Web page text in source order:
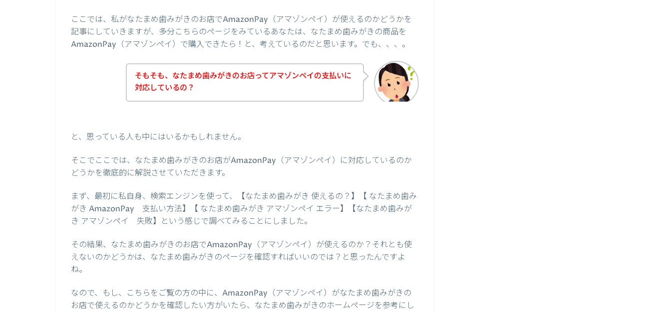
ここでは、私がなたまめ歯みがきのお店でAmazonPay（アマゾンペイ）が使えるのかどうかを
記事にしていきますが、多分こちらのページをみているあなたは、なたまめ歯みがきの商品を
AmazonPay（アマゾンペイ）で購入できたら！と、考えているのだと思います。でも、、、。
そもそも、なたまめ歯みがきのお店ってアマゾンペイの支払いに
対応しているの？
と、思っている人も中にはいるかもしれません。
そこでここでは、なたまめ歯みがきのお店がAmazonPay（アマゾンペイ）に対応しているのか
どうかを徹底的に解説させていただきます。
まず、最初に私自身、検索エンジンを使って、【なたまめ歯みがき 使えるの？】【 なたまめ歯み
がき AmazonPay 支払い方法】【 なたまめ歯みがき アマゾンペイ エラー】【なたまめ歯みが
き アマゾンペイ 失敗】という感じで調べてみることにしました。
その結果、なたまめ歯みがきのお店でAmazonPay（アマゾンペイ）が使えるのか？それとも使
えないのかどうかは、なたまめ歯みがきのページを確認すればいいのでは？と思ったんですよ
ね。
なので、もし、こちらをご覧の方の中に、AmazonPay（アマゾンペイ）がなたまめ歯みがきの
お店で使えるのかどうかを確認したい方がいたら、なたまめ歯みがきのホームページを参考にし